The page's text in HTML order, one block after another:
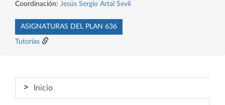
Coordinación: Jesús Sergio Artal Sevil
ASIGNATURAS DEL PLAN 636
Tutorías
> Inicio